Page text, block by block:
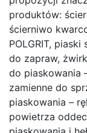
produktów:
ścierniwo
POLGRIT,
do zapraw,
do piaskowania
zamienne do
piaskowania –
powietrza